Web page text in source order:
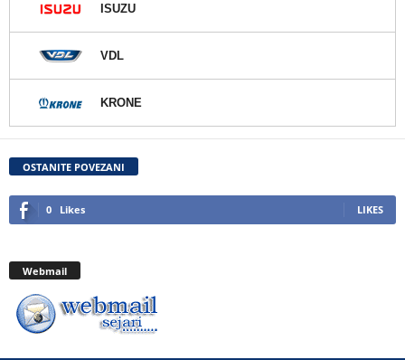
ISUZU
VDL
KRONE
OSTANITE POVEZANI
0 Likes LIKES
Webmail